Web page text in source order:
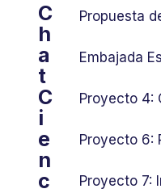
C
h
a
t
C
i
e
n
c
Propuesta
Embajada
Proyecto 4:
Proyecto 6:
Proyecto 7: